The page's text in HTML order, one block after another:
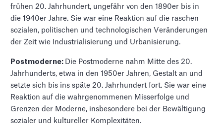
frühen 20. Jahrhundert, ungefähr von den 1890er bis in
die 1940er Jahre. Sie war eine Reaktion auf die raschen
sozialen, politischen und technologischen Veränderungen
der Zeit wie Industrialisierung und Urbanisierung.
Postmoderne: Die Postmoderne nahm Mitte des 20.
Jahrhunderts, etwa in den 1950er Jahren, Gestalt an und
setzte sich bis ins späte 20. Jahrhundert fort. Sie war eine
Reaktion auf die wahrgenommenen Misserfolge und
Grenzen der Moderne, insbesondere bei der Bewältigung
sozialer und kultureller Komplexitäten.